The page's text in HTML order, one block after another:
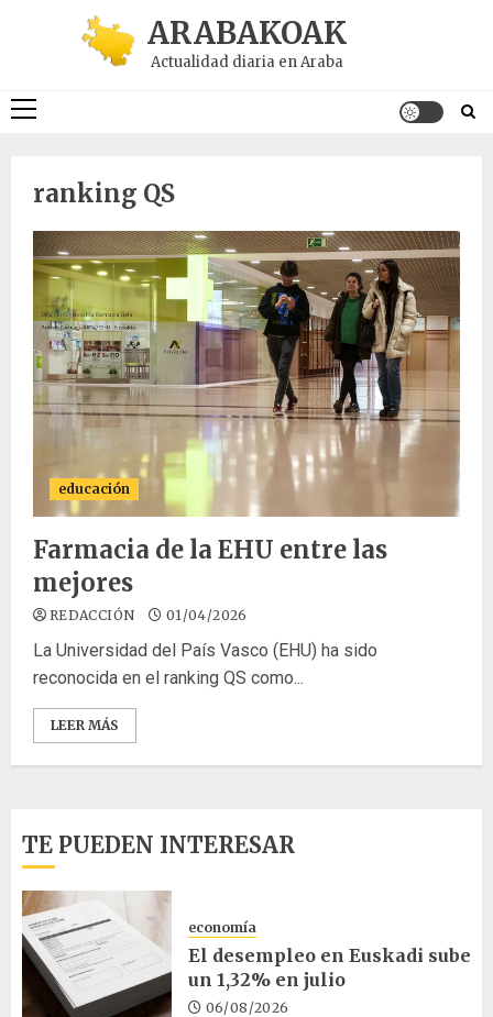
ARABAKOAK
Actualidad diaria en Araba
Menú
ranking QS
educación
Farmacia de la EHU entre las
mejores
REDACCIÓN 01/04/2026
La Universidad del País Vasco (EHU) ha sido
reconocida en el ranking QS como...
LEER MÁS
TE PUEDEN INTERESAR
economía
El desempleo en Euskadi sube
un 1,32% en julio
06/08/2026